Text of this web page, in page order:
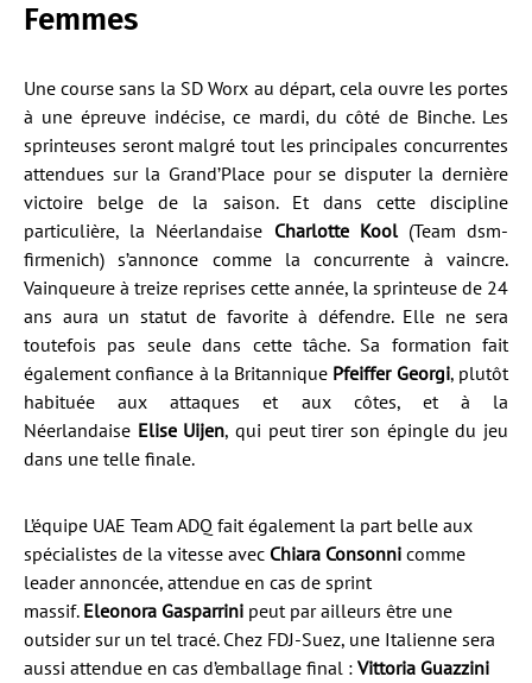
Femmes
Une course sans la SD Worx au départ, cela ouvre les portes
à une épreuve indécise, ce mardi, du côté de Binche. Les
sprinteuses seront malgré tout les principales concurrentes
attendues sur la Grand’Place pour se disputer la dernière
victoire belge de la saison. Et dans cette discipline
particulière, la Néerlandaise Charlotte Kool(Team dsm-
firmenich) s’annonce comme la concurrente à vaincre.
Vainqueure à treize reprises cette année, la sprinteuse de 24
ans aura un statut de favorite à défendre. Elle ne sera
toutefois pas seule dans cette tâche. Sa formation fait
également confiance à la Britannique Pfeiffer Georgi, plutôt
habituée aux attaques et aux côtes, et à la
Néerlandaise Elise Uijen, qui peut tirer son épingle du jeu
dans une telle finale.
L’équipe UAE Team ADQ fait également la part belle aux
spécialistes de la vitesse avec Chiara Consonni comme
leader annoncée, attendue en cas de sprint
massif. Eleonora Gasparrini peut par ailleurs être une
outsider sur un tel tracé. Chez FDJ-Suez, une Italienne sera
aussi attendue en cas d’emballage final : Vittoria Guazzini